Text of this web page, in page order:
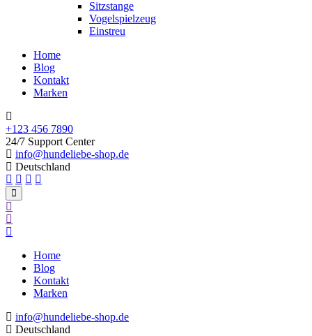
Sitzstange
Vogelspielzeug
Einstreu
Home
Blog
Kontakt
Marken
+123 456 7890
24/7 Support Center
info@hundeliebe-shop.de
Deutschland
Home
Blog
Kontakt
Marken
info@hundeliebe-shop.de
Deutschland